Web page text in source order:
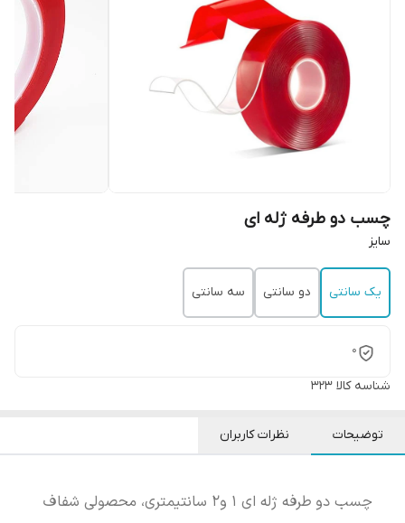
چسب دو طرفه ژله ای
سایز
یک سانتی دو سانتی سه سانتی
0
شناسه کالا 323
توضیحات نظرات کاربران
چسب دو طرفه ژله ای 1 و2 سانتیمتری، محصولی شفاف